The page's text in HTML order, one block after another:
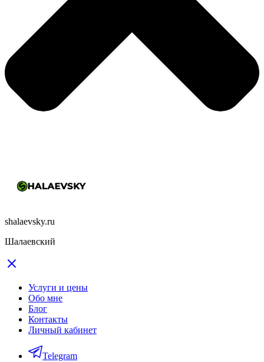
shalaevsky.ru
Шалаевский
Услуги и цены
Обо мне
Блог
Контакты
Личный кабинет
Telegram